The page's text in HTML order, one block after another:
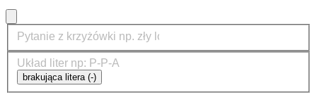
brakująca litera (-)